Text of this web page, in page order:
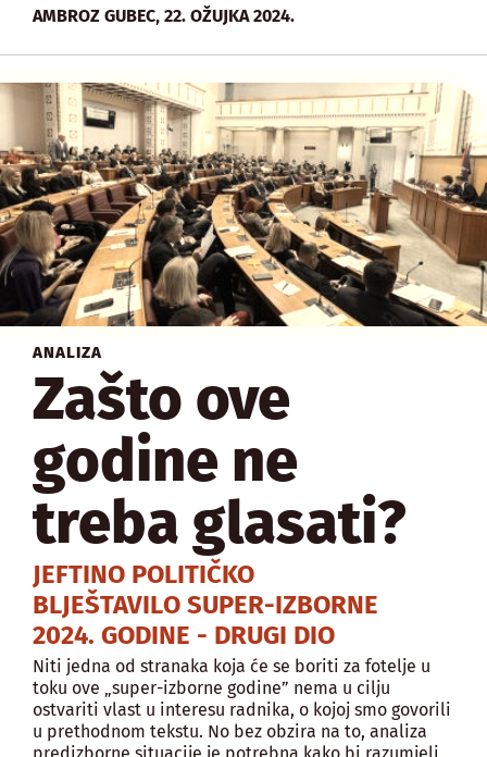
AMBROZ GUBEC, 22. OŽUJKA 2024.
ANALIZA
Zašto ove
godine ne
treba glasati?
JEFTINO POLITIČKO
BLJEŠTAVILO SUPER-IZBORNE
2024. GODINE - DRUGI DIO
Niti jedna od stranaka koja će se boriti za fotelje u
toku ove „super-izborne godine” nema u cilju
ostvariti vlast u interesu radnika, o kojoj smo govorili
u prethodnom tekstu. No bez obzira na to, analiza